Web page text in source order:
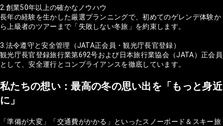
2.創業50年以上の確かなノウハウ
長年の経験を生かした厳選プランニングで、初めてのゲレンデ体験か
ら上級者のツアーまで「失敗しない冬旅」を約束します。
3.法令遵守と安全管理（JATA正会員・観光庁長官登録）
観光庁長官登録旅行業第692号および日本旅行業協会（JATA）正会員
として、安全運行とコンプライアンスを徹底しています。
私たちの想い：最高の冬の思い出を「もっと身近
に」
「準備が大変」「交通費がかかる」といったスノーボード＆スキー旅